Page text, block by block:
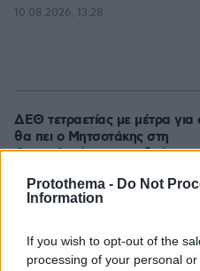
Protothema - Do Not
Information
If you wish to opt-out of the
processing of your personal
10.08.2026, 13:28
ΔΕΘ τετραετίας με μέτρα για
θα πει ο Μητσοτάκης στη
Θεσσαλονίκη για μισθούς,
10.08.2026, 08:51